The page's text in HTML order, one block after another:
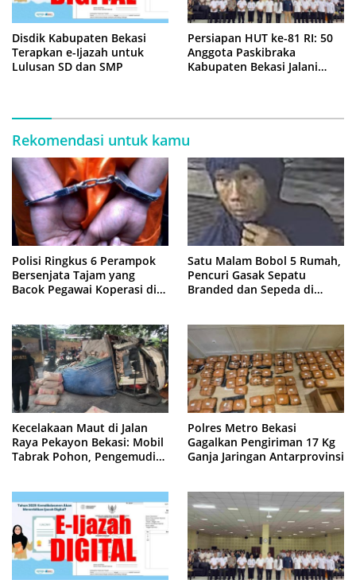
Disdik Kabupaten Bekasi
Terapkan e-Ijazah untuk
Lulusan SD dan SMP
Persiapan HUT ke-81 RI: 50
Anggota Paskibraka
Kabupaten Bekasi Jalani
Rekomendasi untuk kamu
Polisi Ringkus 6 Perampok
Bersenjata Tajam yang
Bacok Pegawai Koperasi di
Satu Malam Bobol 5 Rumah,
Pencuri Gasak Sepatu
Branded dan Sepeda di
Kecelakaan Maut di Jalan
Raya Pekayon Bekasi: Mobil
Tabrak Pohon, Pengemudi
Polres Metro Bekasi
Gagalkan Pengiriman 17 Kg
Ganja Jaringan Antarprovinsi